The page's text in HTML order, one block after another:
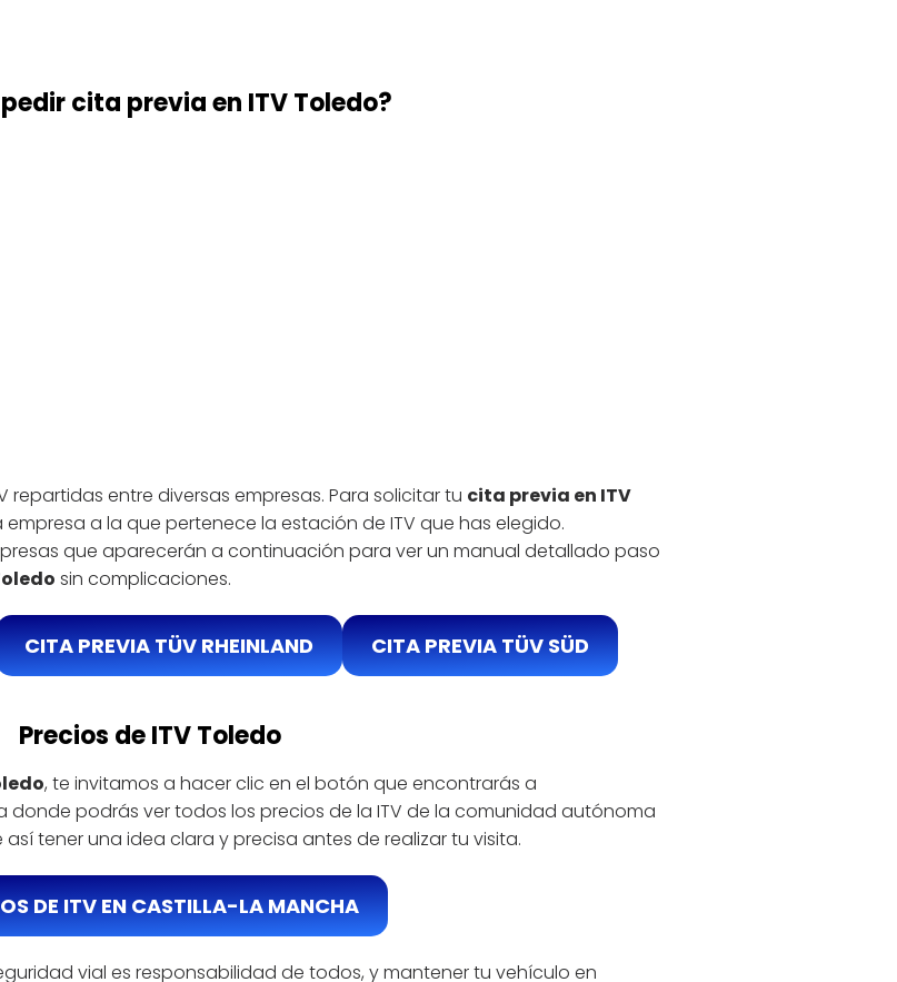
cita previa en ITV Toledo?
repartidas entre diversas empresas. Para solicitar tu cita previa en ITV
a la que pertenece la estación de ITV que has elegido.
que aparecerán a continuación para ver un manual detallado paso
sin complicaciones.
CITA PREVIA TÜV RHEINLAND CITA PREVIA TÜV SÜD
Precios de ITV Toledo
, te invitamos a hacer clic en el botón que encontrarás a
donde podrás ver todos los precios de la ITV de la comunidad autónoma
tener una idea clara y precisa antes de realizar tu visita.
DE ITV EN CASTILLA-LA MANCHA
vial es responsabilidad de todos, y mantener tu vehículo en